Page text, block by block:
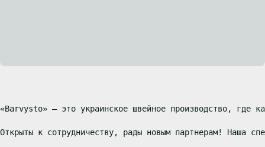
«Barvysto» – это украинское швейное производство, где
Открыты к сотрудничеству, рады новым партнерам! Наша